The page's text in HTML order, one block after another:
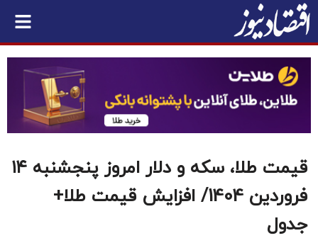
قیمت طلا، سکه و دلار امروز پنجشنبه ۱۴
فروردین 1404/ افزایش قیمت‌ طلا+
جدول